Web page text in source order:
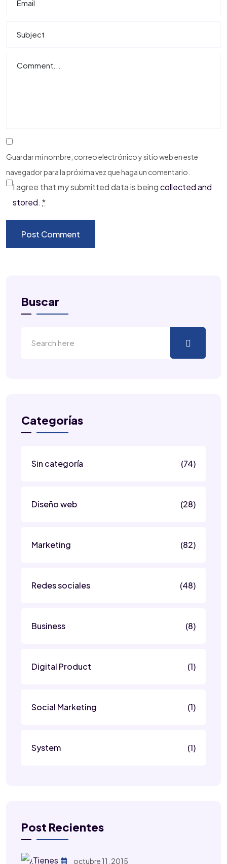
Guardar mi nombre, correo electrónico y sitio web en este
navegador para la próxima vez que haga un comentario.
I agree that my submitted data is beingcollected and
stored. *
Buscar
Categorías
Sin categoría (74)
Diseño web (28)
Marketing (82)
Redes sociales (48)
Business (8)
Digital Product (1)
Social Marketing (1)
System (1)
Post Recientes
octubre 11, 2015